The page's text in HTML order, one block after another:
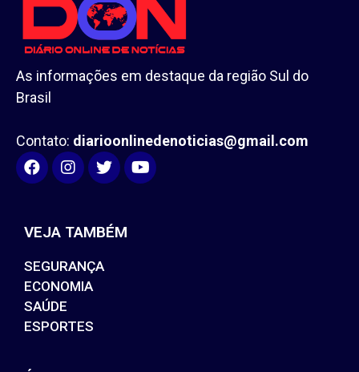
As informações em destaque da região Sul do
Brasil
Contato: diarioonlinedenoticias@gmail.com
VEJA TAMBÉM
SEGURANÇA
ECONOMIA
SAÚDE
ESPORTES